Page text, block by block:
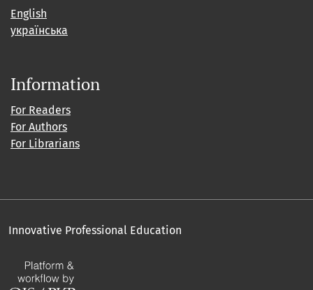
English
українська
Information
For Readers
For Authors
For Librarians
Innovative Professional Education